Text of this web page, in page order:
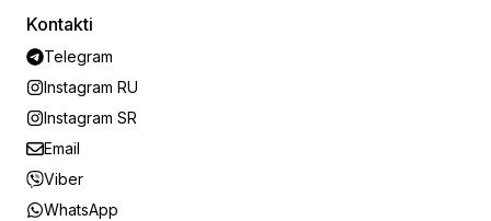
Kontakti
Telegram
Instagram RU
Instagram SR
Email
Viber
WhatsApp